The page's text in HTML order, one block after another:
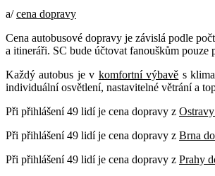
a/cena dopravy
Cena autobusové dopravy je závislá podle
a itineráři. SC bude účtovat fanouškům pouze
Každý autobus je v komfortní výbavě s
individuální osvětlení, nastavitelné větrání a
Při přihlášení 49 lidí je cena dopravy z
Při přihlášení 49 lidí je cena dopravy z Brna
Při přihlášení 49 lidí je cena dopravy z Prahy